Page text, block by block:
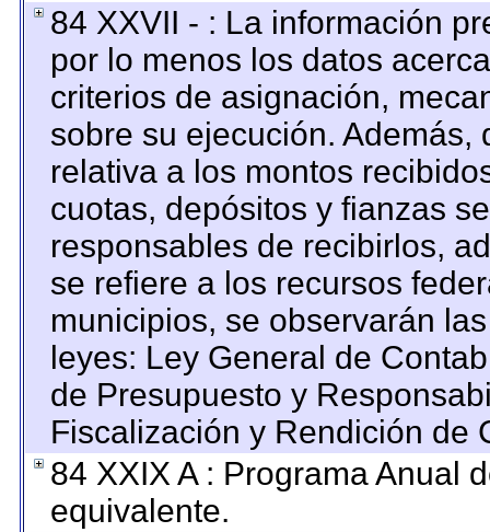
84 XXVII - : La información
por lo menos los datos
criterios de asignación,
sobre su ejecución.
relativa a los montos
cuotas, depósitos y fianzas
responsables de recibirlos,
se refiere a los recursos
municipios, se observarán
leyes: Ley General de
de Presupuesto y
Fiscalización y Rendición de
84 XXIX A : Programa Anual
equivalente.